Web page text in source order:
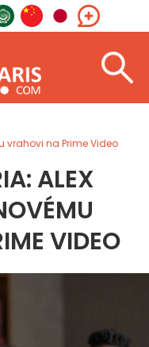
vrahovi na Prime Video
ALEX
VIDEO